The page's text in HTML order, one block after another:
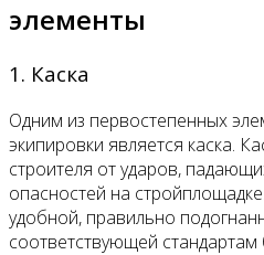
элементы
1. Каска
Одним из первостепенных
экипировки является каска.
строителя от ударов,
опасностей на
удобной, правильно
соответствующей стандартам